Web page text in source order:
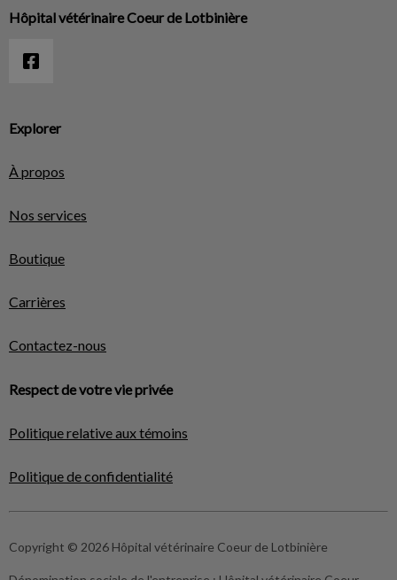
Explorer
À propos
Nos services
Boutique
Carrières
Contactez-nous
Respect de votre vie privée
Politique relative aux témoins
Politique de confidentialité
Hôpital vétérinaire Coeur de Lotbinière
Copyright © 2026 Hôpital vétérinaire Coeur de Lotbinière